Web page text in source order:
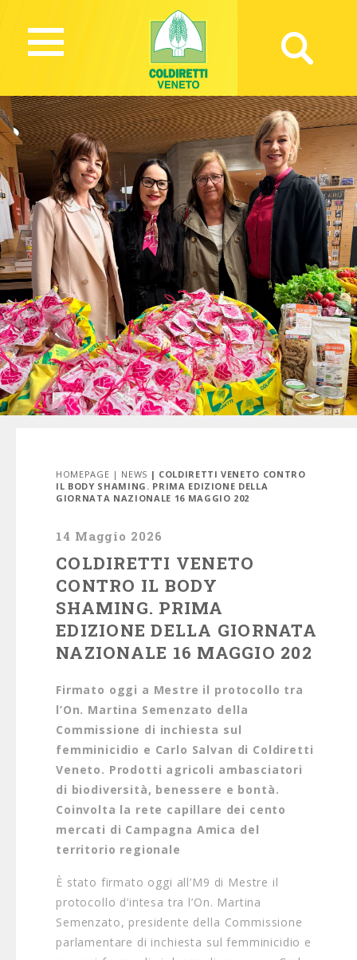
HOMEPAGE | NEWS | COLDIRETTI VENETO CONTRO
IL BODY SHAMING. PRIMA EDIZIONE DELLA
GIORNATA NAZIONALE 16 MAGGIO 202
14 Maggio 2026
COLDIRETTI VENETO
CONTRO IL BODY
SHAMING. PRIMA
EDIZIONE DELLA GIORNATA
NAZIONALE 16 MAGGIO 202
Firmato oggi a Mestre il protocollo tra
l’On. Martina Semenzato della
Commissione di inchiesta sul
femminicidio e Carlo Salvan di Coldiretti
Veneto. Prodotti agricoli ambasciatori
di biodiversità, benessere e bontà.
Coinvolta la rete capillare dei cento
mercati di Campagna Amica del
territorio regionale
È stato firmato oggi all’M9 di Mestre il
protocollo d’intesa tra l’On. Martina
Semenzato, presidente della Commissione
parlamentare di inchiesta sul femminicidio e